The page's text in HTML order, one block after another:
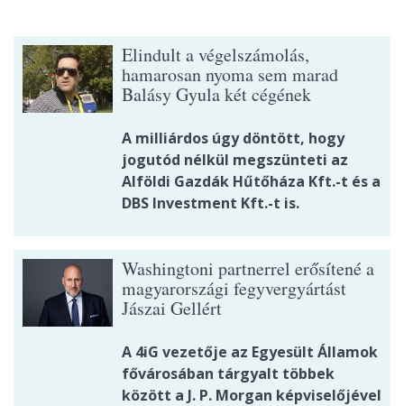
Elindult a végelszámolás,
hamarosan nyoma sem marad
Balásy Gyula két cégének
A milliárdos úgy döntött, hogy
jogutód nélkül megszünteti az
Alföldi Gazdák Hűtőháza Kft.-t és a
DBS Investment Kft.-t is.
Washingtoni partnerrel erősítené a
magyarországi fegyvergyártást
Jászai Gellért
A 4iG vezetője az Egyesült Államok
fővárosában tárgyalt többek
között a J. P. Morgan képviselőjével